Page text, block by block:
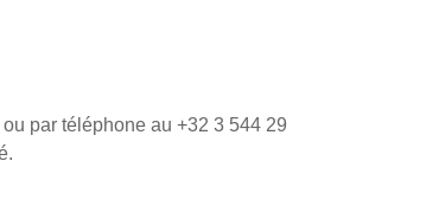
ou par téléphone au +32 3 544 29